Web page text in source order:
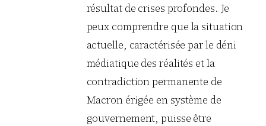
résultat de crises profondes. Je
peux comprendre que la situation
actuelle, caractérisée par le déni
médiatique des réalités et la
contradiction permanente de
Macron érigée en système de
gouvernement, puisse être